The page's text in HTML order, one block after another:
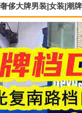
侈大牌男装|女装|潮